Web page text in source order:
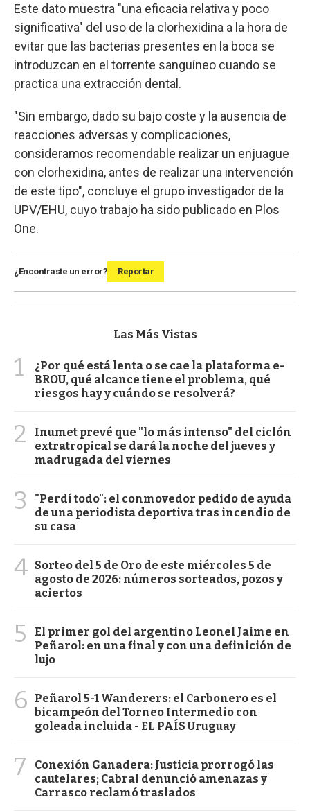
Este dato muestra "una eficacia relativa y poco
significativa" del uso de la clorhexidina a la hora de
evitar que las bacterias presentes en la boca se
introduzcan en el torrente sanguíneo cuando se
practica una extracción dental.
"Sin embargo, dado su bajo coste y la ausencia de
reacciones adversas y complicaciones,
consideramos recomendable realizar un enjuague
con clorhexidina, antes de realizar una intervención
de este tipo", concluye el grupo investigador de la
UPV/EHU, cuyo trabajo ha sido publicado en Plos
One.
¿Encontraste un error? Reportar
Las Más Vistas
1
¿Por qué está lenta o se cae la plataforma e-
BROU, qué alcance tiene el problema, qué
riesgos hay y cuándo se resolverá?
2
Inumet prevé que "lo más intenso" del ciclón
extratropical se dará la noche del jueves y
madrugada del viernes
3
"Perdí todo": el conmovedor pedido de ayuda
de una periodista deportiva tras incendio de
su casa
4 Sorteo del 5 de Oro de este miércoles 5 de
agosto de 2026: números sorteados, pozos y
aciertos
5
El primer gol del argentino Leonel Jaime en
Peñarol: en una final y con una definición de
lujo
6
Peñarol 5-1 Wanderers: el Carbonero es el
bicampeón del Torneo Intermedio con
goleada incluida - EL PAÍS Uruguay
7
Conexión Ganadera: Justicia prorrogó las
cautelares; Cabral denunció amenazas y
Carrasco reclamó traslados